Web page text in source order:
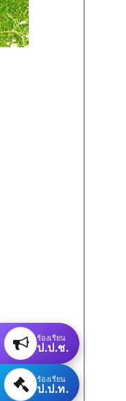
ร้องเรียน
ป.ป.ช.
ร้องเรียน
ป.ป.ท.